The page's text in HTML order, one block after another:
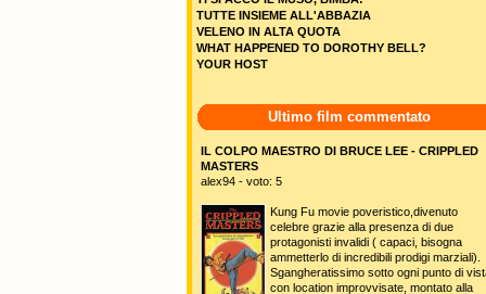
TUTTE INSIEME ALL'ABBAZIA
VELENO IN ALTA QUOTA
WHAT HAPPENED TO DOROTHY BELL?
YOUR HOST
Ultimo film commentato
IL COLPO MAESTRO DI BRUCE LEE - CRIPPLED
MASTERS
alex94 - voto: 5
Kung Fu movie poveristico,divenuto
celebre grazie alla presenza di due
protagonisti invalidi ( capaci, bisogna
ammetterlo di incredibili prodigi marziali).
Sgangheratissimo sotto ogni punto di
con location improvvisate, montato alla